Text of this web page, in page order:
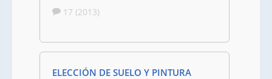
17 (2013)
ELECCIÓN DE SUELO Y PINTURA